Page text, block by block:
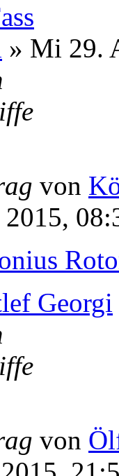
» Mi 29.
von
Georgi
von